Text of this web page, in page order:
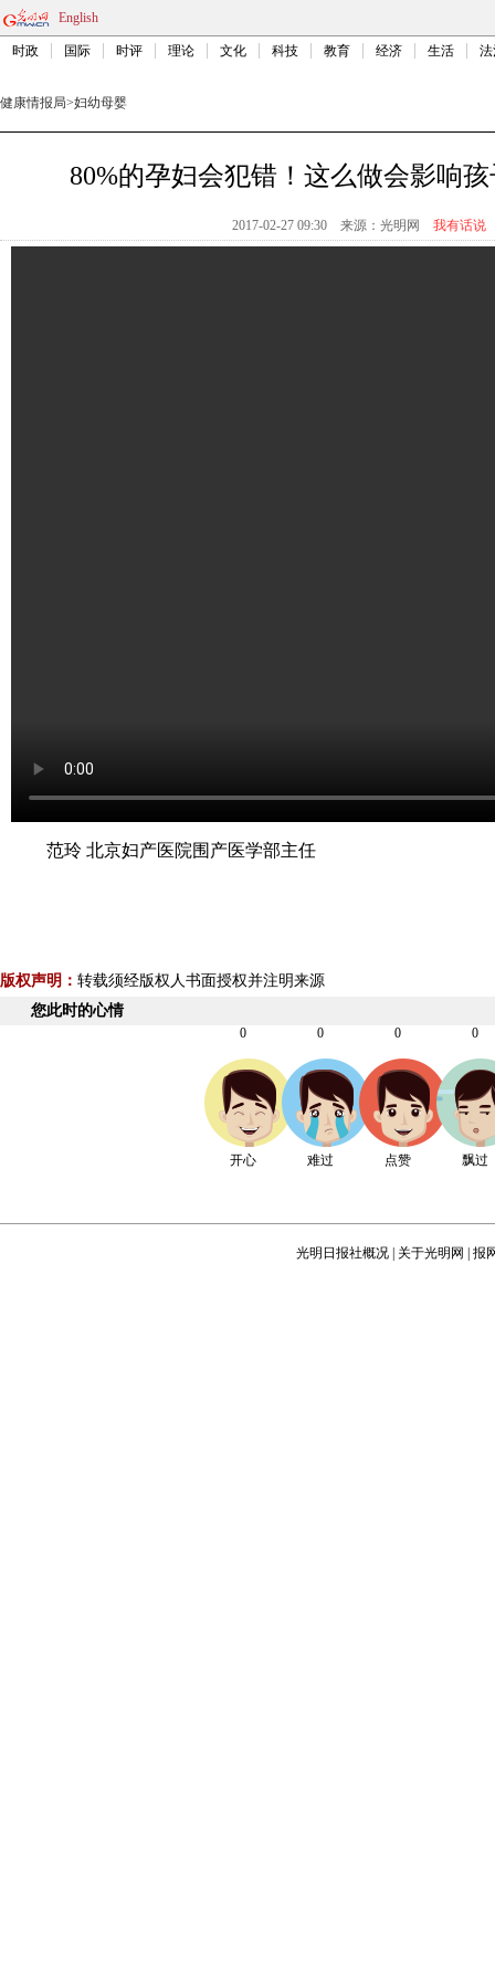
English
时政 国际 时评 理论 文化 科技 教育 经济 生活
健康情报局>妇幼母婴
80%的孕妇会犯错！这么做会影响
2017-02-27 09:30 来源： 光明网 我有话说
范玲 北京妇产医院围产医学部主任
版权声明： 转载须经版权人书面授权并注明来源
您此时的心情
0
开心
0
难过
0
点赞
0
飘过
光明日报社概况 关于光明网 报